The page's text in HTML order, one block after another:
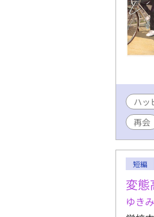
ハッ
再会
短編
変
ゆき